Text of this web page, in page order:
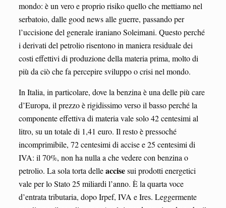
mondo: è un vero e proprio risiko quello che mettiamo nel
serbatoio, dalle good news alle guerre, passando per
l’uccisione del generale iraniano Soleimani. Questo perché
i derivati del petrolio risentono in maniera residuale dei
costi effettivi di produzione della materia prima, molto di
più da ciò che fa percepire sviluppo o crisi nel mondo.
In Italia, in particolare, dove la benzina è una delle più care
d’Europa, il prezzo è rigidissimo verso il basso perché la
componente effettiva di materia vale solo 42 centesimi al
litro, su un totale di 1,41 euro. Il resto è pressoché
incomprimibile, 72 centesimi di accise e 25 centesimi di
IVA: il 70%, non ha nulla a che vedere con benzina o
petrolio. La sola torta delleaccisesui prodotti energetici
vale per lo Stato 25 miliardi l’anno. È la quarta voce
d’entrata tributaria, dopo Irpef, IVA e Ires. Leggermente